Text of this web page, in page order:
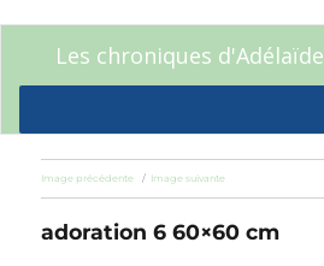
Les chroniques d'Adélaïde
Image précédente Image suivante
adoration 6 60×60 cm